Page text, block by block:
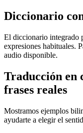
Diccionario
El diccionario integrado
expresiones habituales.
audio disponible.
Traducción en
frases reales
Mostramos ejemplos
ayudarte a elegir el